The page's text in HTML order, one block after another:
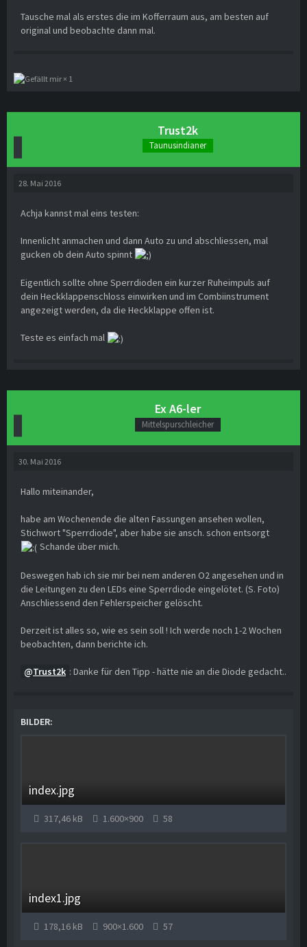
Tausche mal als erstes die im Kofferraum aus, am besten auf
original und beobachte dann mal.
1
Trust2k
Taunusindianer
28. Mai 2016
Achja kannst mal eins testen:
Innenlicht anmachen und dann Auto zu und abschliessen, mal
gucken ob dein Auto spinnt
Eigentlich sollte ohne Sperrdioden ein kurzer Ruheimpuls auf
dein Heckklappenschloss einwirken und im Combiinstrument
angezeigt werden, da die Heckklappe offen ist.
Teste es einfach mal
Ex A6-ler
Mittelspurschleicher
30. Mai 2016
Hallo miteinander,
habe am Wochenende die alten Fassungen ansehen wollen,
Stichwort "Sperrdiode", aber habe sie ansch. schon entsorgt
Schande über mich.
Deswegen hab ich sie mir bei nem anderen O2 angesehen und in
die Leitungen zu den LEDs eine Sperrdiode eingelötet. (S. Foto)
Anschliessend den Fehlerspeicher gelöscht.
Derzeit ist alles so, wie es sein soll ! Ich werde noch 1-2 Wochen
beobachten, dann berichte ich.
Trust2k : Danke für den Tipp - hätte nie an die Diode gedacht..
BILDER
index.jpg
317,46 kB 1.600×900 58
index1.jpg
178,16 kB 900×1.600 57